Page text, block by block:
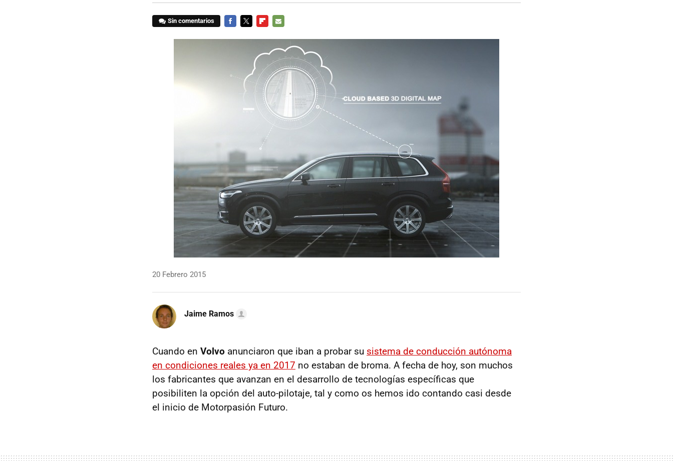
Sin comentarios
20 Febrero 2015
Jaime Ramos
Cuando en Volvo anunciaron que iban a probar su sistema de conducción autónoma
en condiciones reales ya en 2017 no estaban de broma. A fecha de hoy, son muchos
los fabricantes que avanzan en el desarrollo de tecnologías específicas que
posibiliten la opción del auto-pilotaje, tal y como os hemos ido contando casi desde
el inicio de Motorpasión Futuro.